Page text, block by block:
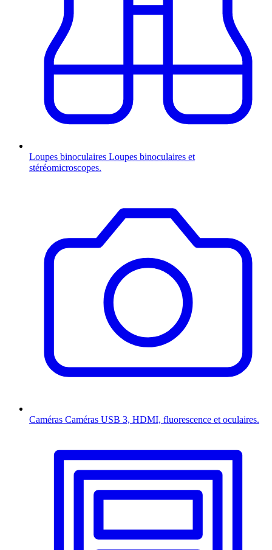
Loupes binoculaires Loupes binoculaires et
stéréomicroscopes.
Caméras Caméras USB 3, HDMI, fluorescence et oculaires.